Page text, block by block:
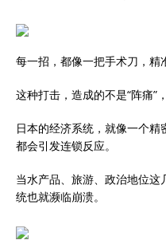
每一招，都像一把手术刀，精
这种打击，造成的不是“阵痛”
日本的经济系统，就像一个精
都会引发连锁反应。
当水产品、旅游、政治地位这
统也就濒临崩溃。